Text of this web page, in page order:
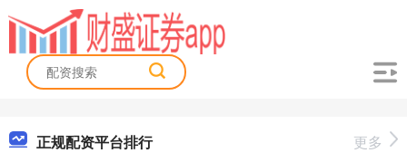
正规配资平台排行 更多